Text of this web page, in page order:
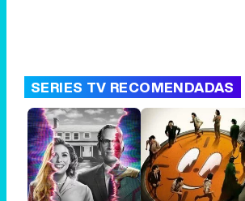
SERIES TV RECOMENDADAS